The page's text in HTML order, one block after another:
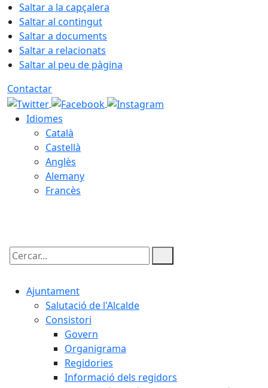
Saltar a la capçalera
Saltar al contingut
Saltar a documents
Saltar a relacionats
Saltar al peu de pàgina
Contactar
Idiomes
Català
Castellà
Anglès
Alemany
Francès
Cercar:
Ajuntament
Salutació de l'Alcalde
Consistori
Govern
Organigrama
Regidories
Informació dels regidors